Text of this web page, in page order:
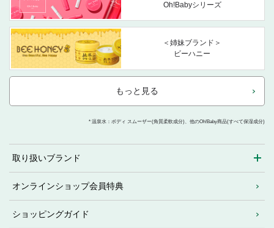
Oh!Babyシリーズ
＜姉妹ブランド＞
ビーハニー
もっと見る
* 温泉水：ボディ スムーザー(角質柔軟成分)、他のOh!Baby商品(すべて保湿成分)
取り扱いブランド
オンラインショップ会員特典
ショッピングガイド